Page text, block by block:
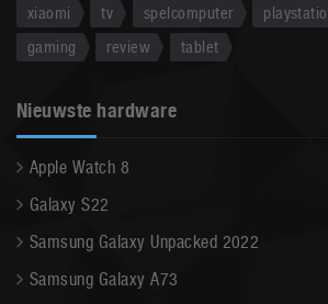
xiaomi
tv spelcomputer
gaming
review tablet
Nieuwste hardware
Apple Watch 8
Galaxy S22
Samsung Galaxy Unpacked 2022
Samsung Galaxy A73